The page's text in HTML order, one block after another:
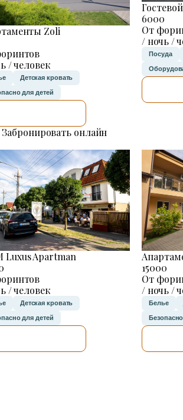
Zoli
/ человек
Детская кровать
для детей
Забронировать онлайн
6000
От
/ ночь /
Посуда
Luxus Apartman
/ человек
Детская кровать
для детей
15000
От
/ ночь /
Белье